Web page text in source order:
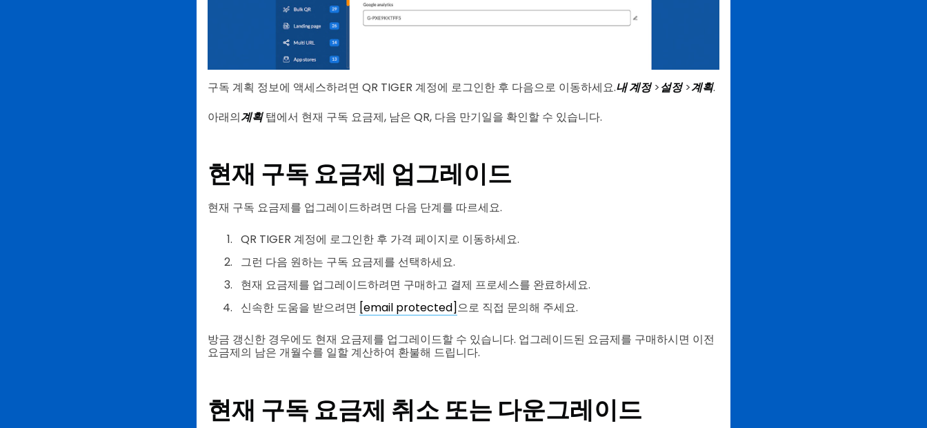
구독 계획 정보에 액세스하려면 QR TIGER 계정에 로그인한 후 다음으로 이동하세요.내 계정>설정>계획.
아래의계획탭에서 현재 구독 요금제, 남은 QR, 다음 만기일을 확인할 수 있습니다.
현재 구독 요금제 업그레이드
현재 구독 요금제를 업그레이드하려면 다음 단계를 따르세요.
QR TIGER 계정에 로그인한 후 가격 페이지로 이동하세요.
그런 다음 원하는 구독 요금제를 선택하세요.
현재 요금제를 업그레이드하려면 구매하고 결제 프로세스를 완료하세요.
신속한 도움을 받으려면 [email protected]으로 직접 문의해 주세요.
방금 갱신한 경우에도 현재 요금제를 업그레이드할 수 있습니다. 업그레이드된 요금제를 구매하시면 이전
요금제의 남은 개월수를 일할 계산하여 환불해 드립니다.
현재 구독 요금제 취소 또는 다운그레이드